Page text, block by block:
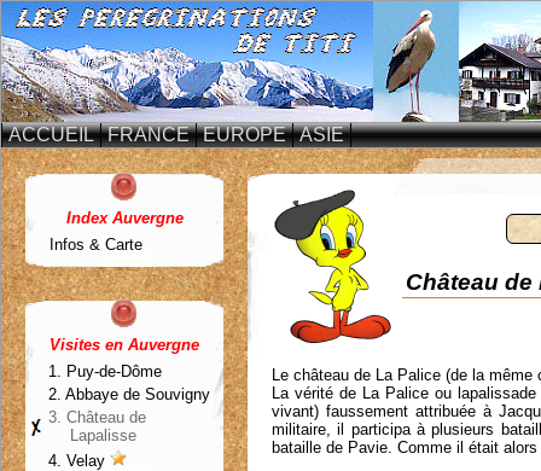
ACCUEIL FRANCE EUROPE ASIE
Index Auvergne
Infos & Carte
Visites en Auvergne
1. Puy-de-Dôme
2. Abbaye de Souvigny
3. Château de
Lapalisse
4.Velay
Château
Le château de La Palice (de la
La vérité de La Palice ou
vivant) faussement attribuée à
militaire, il participa à plusieurs
bataille de Pavie. Comme il était